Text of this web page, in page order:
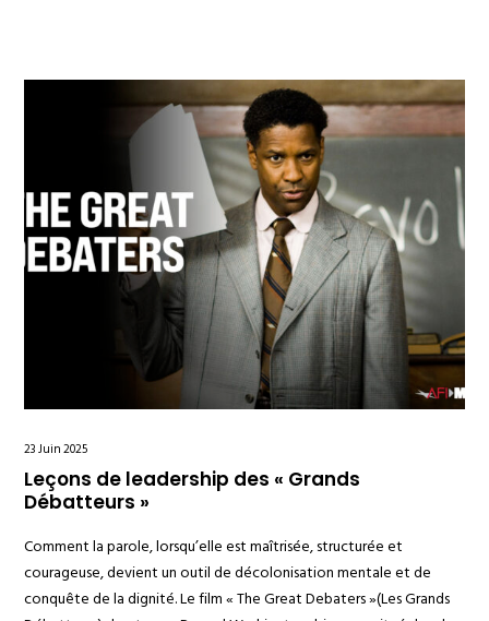
23 Juin 2025
Leçons de leadership des « Grands
Débatteurs »
Comment la parole, lorsqu’elle est maîtrisée, structurée et
courageuse, devient un outil de décolonisation mentale et de
conquête de la dignité. Le film « The Great Debaters »(Les Grands